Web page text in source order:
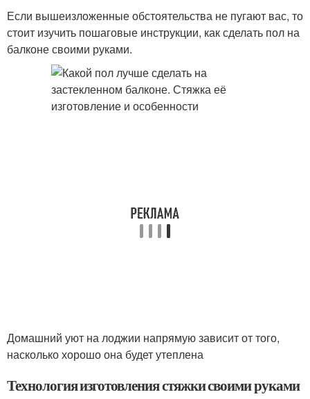
Если вышеизложенные обстоятельства не пугают вас, то
стоит изучить пошаговые инструкции, как сделать пол на
балконе своими руками.
Домашний уют на лоджии напрямую зависит от того,
насколько хорошо она будет утеплена
Технология изготовления стяжки своими руками